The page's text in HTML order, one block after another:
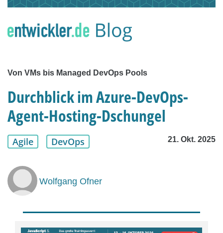
Von VMs bis Managed DevOps Pools
Durchblick im Azure-DevOps-
Agent-Hosting-Dschungel
Agile DevOps 21. Okt. 2025
Wolfgang Ofner